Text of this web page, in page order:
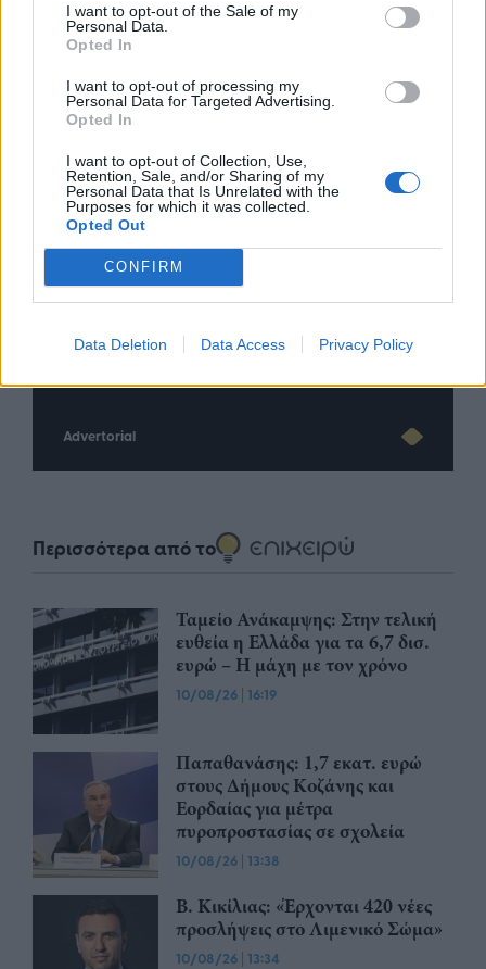
I want to opt-out of the Sale of my
Personal Data.
Opted In
I want to opt-out of processing my
Personal Data for Targeted Advertising.
Opted In
I want to opt-out of Collection, Use,
Retention, Sale, and/or Sharing of my
Personal Data that Is Unrelated with the
Purposes for which it was collected.
Opted Out
CONFIRM
Data Deletion Data Access Privacy Policy
TP Greece: Πώς διαμορφώνεται το
μέλλον του Insurance στην εποχή του AI
Η
Advertorial
Περισσότερα από το
Ταμείο Ανάκαμψης: Στην τελική
ευθεία η Ελλάδα για τα 6,7 δισ.
ευρώ – Η μάχη με τον χρόνο
10/08/26 | 16:19
Παπαθανάσης: 1,7 εκατ. ευρώ
στους Δήμους Κοζάνης και
Εορδαίας για μέτρα
πυροπροστασίας σε σχολεία
10/08/26 | 13:38
Β. Κικίλιας: «Έρχονται 420 νέες
προσλήψεις στο Λιμενικό Σώμα»
10/08/26 | 13:34